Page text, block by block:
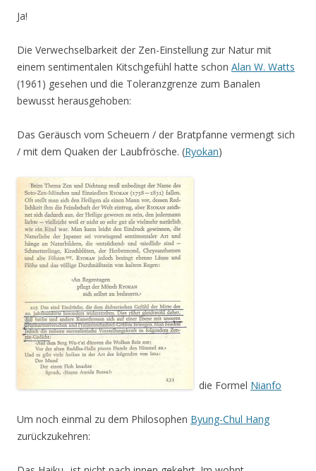
Ja!
Die Verwechselbarkeit der Zen-Einstellung zur Natur mit
einem sentimentalen Kitschgefühl hatte schon Alan W. Watts
(1961) gesehen und die Toleranzgrenze zum Banalen
bewusst herausgehoben:
Das Geräusch vom Scheuern / der Bratpfanne vermengt sich
/ mit dem Quaken der Laubfrösche. (Ryokan)
die Formel Nianfo
Um noch einmal zu dem Philosophen Byung-Chul Hang
zurückzukehren: